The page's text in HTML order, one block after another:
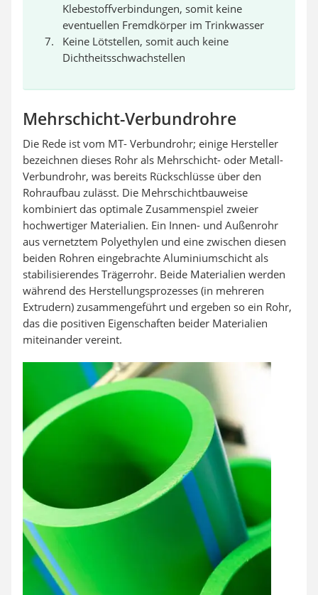
Klebestoffverbindungen, somit keine
eventuellen Fremdkörper im Trinkwasser
Keine Lötstellen, somit auch keine
Dichtheitsschwachstellen
Mehrschicht-Verbundrohre
Die Rede ist vom MT- Verbundrohr; einige Hersteller
bezeichnen dieses Rohr als Mehrschicht- oder Metall-
Verbundrohr, was bereits Rückschlüsse über den
Rohraufbau zulässt. Die Mehrschichtbauweise
kombiniert das optimale Zusammenspiel zweier
hochwertiger Materialien. Ein Innen- und Außenrohr
aus vernetztem Polyethylen und eine zwischen diesen
beiden Rohren eingebrachte Aluminiumschicht als
stabilisierendes Trägerrohr. Beide Materialien werden
während des Herstellungsprozesses (in mehreren
Extrudern) zusammengeführt und ergeben so ein Rohr,
das die positiven Eigenschaften beider Materialien
miteinander vereint.